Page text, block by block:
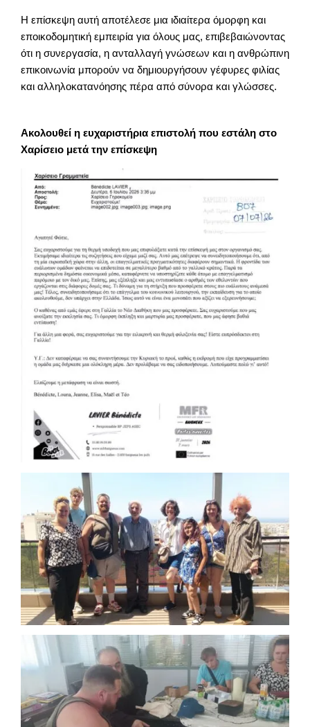
Η επίσκεψη αυτή αποτέλεσε μια ιδιαίτερα όμορφη και
εποικοδομητική εμπειρία για όλους μας, επιβεβαιώνοντας
ότι η συνεργασία, η ανταλλαγή γνώσεων και η ανθρώπινη
επικοινωνία μπορούν να δημιουργήσουν γέφυρες φιλίας
και αλληλοκατανόησης πέρα από σύνορα και γλώσσες.
Ακολουθεί η ευχαριστήρια επιστολή που εστάλη στο
Χαρίσειο μετά την επίσκεψη